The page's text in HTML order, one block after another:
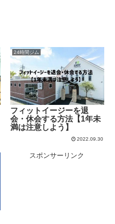
24時間ジム
フィットイージーを退
会・休会する方法【1年未
満は注意しよう】
2022.09.30
スポンサーリンク